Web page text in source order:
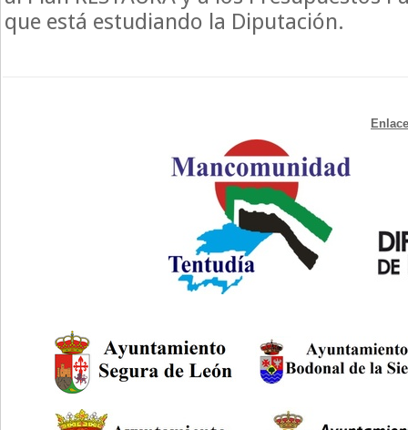
que está estudiando la Diputación.